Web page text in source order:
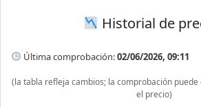
Historial de
Última comprobación:02/06/2026, 09:11
(la tabla refleja cambios; la comprobación
el precio)